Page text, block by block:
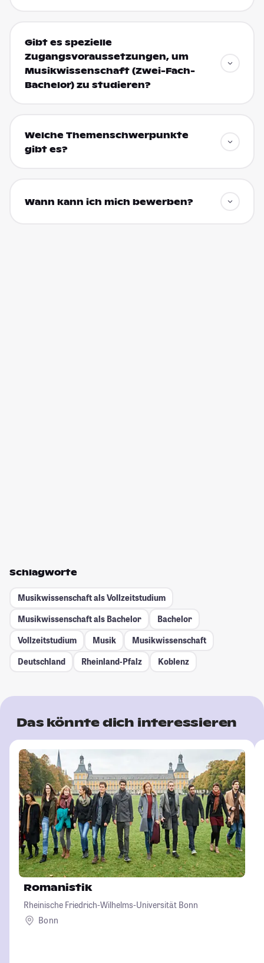
Gibt es spezielle
Zugangsvoraussetzungen, um
Musikwissenschaft (Zwei-Fach-
Bachelor) zu studieren?
Welche Themenschwerpunkte
gibt es?
Wann kann ich mich bewerben?
Schlagworte
Musikwissenschaft als Vollzeitstudium
Musikwissenschaft als Bachelor
Bachelor
Vollzeitstudium
Musik
Musikwissenschaft
Deutschland
Rheinland-Pfalz Koblenz
Das könnte dich interessieren
Romanistik
Rheinische Friedrich-Wilhelms-Universität Bonn
Bonn